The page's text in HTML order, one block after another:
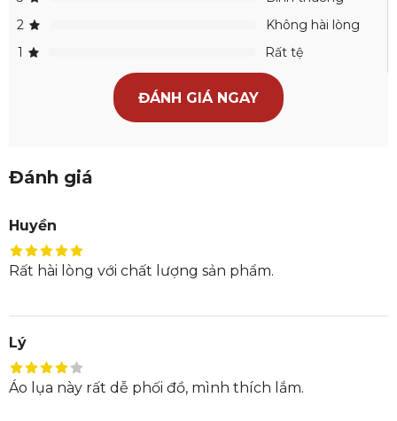
2
Không hài lòng
1
Rất tệ
ĐÁNH GIÁ NGAY
Đánh giá
Huyền
Rất hài lòng với chất lượng sản phẩm.
Lý
Áo lụa này rất dễ phối đồ, mình thích lắm.